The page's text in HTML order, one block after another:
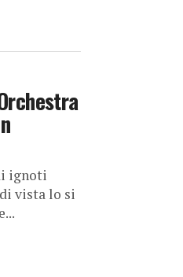
ignoti
vista lo si